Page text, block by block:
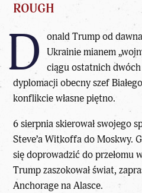
ROUGH
D onald Trumpod
Ukrainie mianem
ciągu ostatnich
dyplomacji obecny szef
konflikcie własne piętno.
6 sierpnia skierował swojego
Steve’a Witkoffa do Moskwy.
się doprowadzić do przełomu
Trump zaszokował świat,
Anchorage na Alasce.